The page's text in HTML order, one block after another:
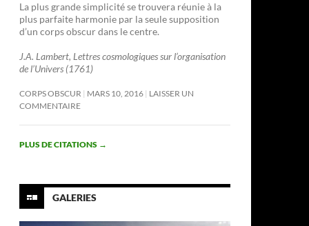
La plus grande simplicité se trouvera réunie à la
plus parfaite harmonie par la seule supposition
d’un corps obscur dans le centre.
J.A. Lambert, Lettres cosmologiques sur l’organisation
de l’Univers (1761)
CORPS OBSCUR MARS 10, 2016 LAISSER UN
COMMENTAIRE
PLUS DE CITATIONS →
GALERIES